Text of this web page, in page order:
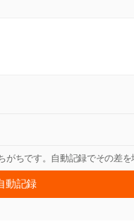
ちです。自動記録でその差
動記録